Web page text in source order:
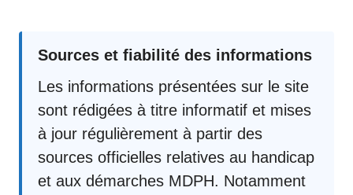
Sources et fiabilité des informations
Les informations présentées sur le site
sont rédigées à titre informatif et mises
à jour régulièrement à partir des
sources officielles relatives au handicap
et aux démarches MDPH. Notamment